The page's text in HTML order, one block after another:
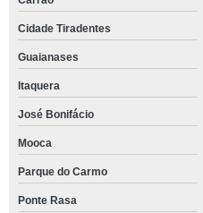
Cidade Tiradentes
Guaianases
Itaquera
José Bonifácio
Mooca
Parque do Carmo
Ponte Rasa